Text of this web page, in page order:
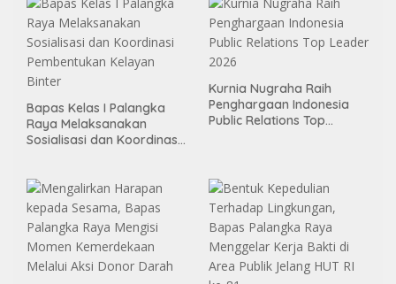
Bapas Kelas I Palangka
Raya Melaksanakan
Sosialisasi dan Koordinasi
Kurnia Nugraha Raih
Penghargaan Indonesia
Public Relations Top